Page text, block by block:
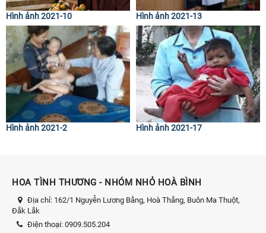
Hình ảnh 2021-10 Hình ảnh 2021-13
Hình ảnh 2021-2 Hình ảnh 2021-17
HOA TÌNH THƯƠNG - NHÓM NHỎ HOÀ BÌNH
Địa chỉ: 162/1 Nguyễn Lương Bằng, Hoà Thắng, Buôn Ma Thuột,
Đắk Lắk
Điện thoại: 0909.505.204